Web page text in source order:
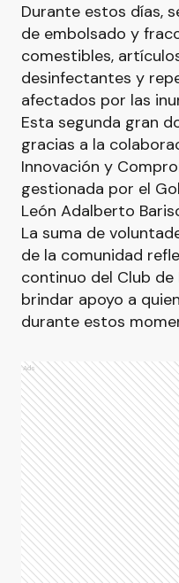
Durante estos días,
de embolsado y
comestibles,
desinfectantes y
afectados por las
Esta segunda gran
gracias a la
Innovación y
gestionada por el
León Adalberto
La suma de
de la comunidad
continuo del Club de
brindar apoyo a
durante estos
Ads